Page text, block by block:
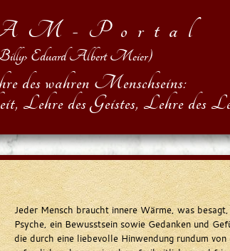
Portal
Eduard Albert Meier)
des wahren Menschseins:
Lehre des Geistes, Lehre des
Jeder Mensch braucht innere Wärme, was
Psyche, ein Bewusstsein sowie Gedanken und
die durch eine liebevolle Hinwendung rundum von